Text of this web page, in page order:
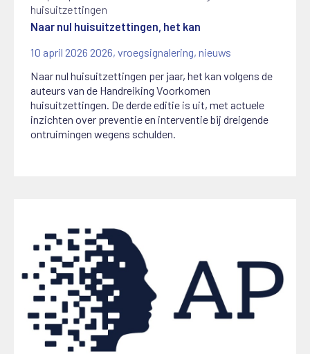
huisuitzettingen
Naar nul huisuitzettingen, het kan
10 april 2026 2026,vroegsignalering,nieuws
Naar nul huisuitzettingen per jaar, het kan volgens de
auteurs van de Handreiking Voorkomen
huisuitzettingen. De derde editie is uit, met actuele
inzichten over preventie en interventie bij dreigende
ontruimingen wegens schulden.